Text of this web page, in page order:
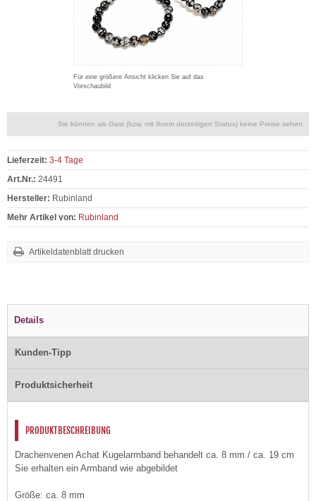
Für eine größere Ansicht klicken Sie auf das
Vorschaubild
Sie können als Gast (bzw. mit Ihrem derzeitigen Status) keine Preise sehen.
Lieferzeit: 3-4 Tage
Art.Nr.: 24491
Hersteller: Rubinland
Mehr Artikel von: Rubinland
Artikeldatenblatt drucken
Details
Kunden-Tipp
Produktsicherheit
PRODUKTBESCHREIBUNG
Drachenvenen Achat Kugelarmband behandelt ca. 8 mm / ca. 19 cm
Sie erhalten ein Armband wie abgebildet
Größe: ca. 8 mm